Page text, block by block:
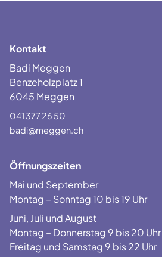
Kontakt
Badi Meggen
Benzeholzplatz 1
6045 Meggen
041 377 26 50
badi@meggen.ch
Öffnungszeiten
Mai und September
Montag – Sonntag 10 bis 19 Uhr
Juni, Juli und August
Montag – Donnerstag 9 bis 20 Uhr
Freitag und Samstag 9 bis 22 Uhr